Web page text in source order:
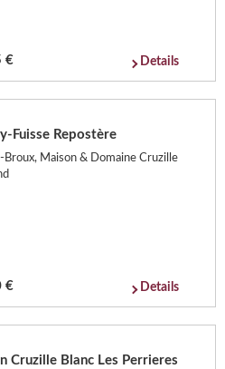
€ Details
Fuisse Repostère
Broux, Maison & Domaine Cruzille
€ Details
Cruzille Blanc Les Perrieres